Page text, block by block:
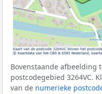
Bovenstaande afbeelding
postcodegebied 3264VC.
van de numerieke